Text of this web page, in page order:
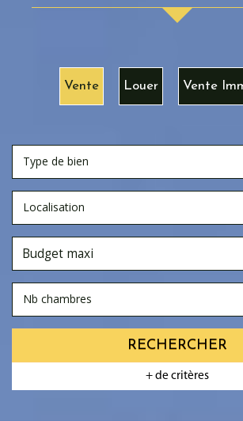
Vente Louer Vente
Type de bien
Localisation
Nb chambres
RECHERCHER
+ de critères